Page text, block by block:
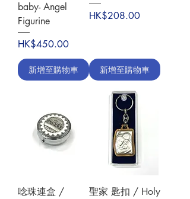
baby- Angel
Figurine
價格
HK$450.00
新增至購物車
價格
HK$208.00
新增至購物車
唸珠連盒 /
聖家 匙扣 / Holy